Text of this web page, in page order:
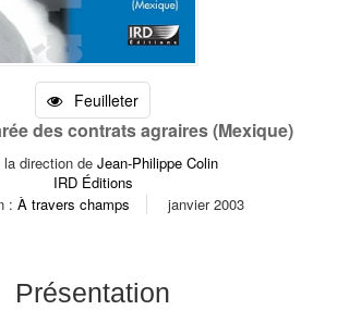
Feuilleter
des contrats agraires (Mexique)
direction de Jean-Philippe Colin
IRD Éditions
: À travers champs janvier 2003
Présentation